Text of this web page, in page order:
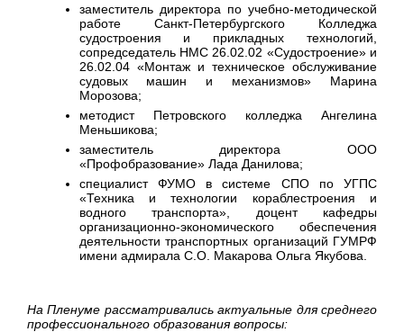
заместитель директора по учебно-методической
работе Санкт-Петербургского Колледжа
судостроения и прикладных технологий,
сопредседатель НМС 26.02.02 «Судостроение» и
26.02.04 «Монтаж и техническое обслуживание
судовых машин и механизмов» Марина
Морозова;
методист Петровского колледжа Ангелина
Меньшикова;
заместитель директора ООО
«Профобразование» Лада Данилова;
специалист ФУМО в системе СПО по УГПС
«Техника и технологии кораблестроения и
водного транспорта», доцент кафедры
организационно-экономического обеспечения
деятельности транспортных организаций ГУМРФ
имени адмирала С.О. Макарова Ольга Якубова.
На Пленуме рассматривались актуальные для среднего
профессионального образования вопросы: